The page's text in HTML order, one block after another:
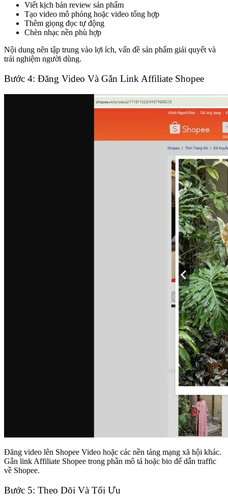
Viết kịch bản review sản phẩm
Tạo video mô phỏng hoặc video tổng hợp
Thêm giọng đọc tự động
Chèn nhạc nền phù hợp
Nội dung nên tập trung vào lợi ích, vấn đề sản phẩm giải quyết và
trải nghiệm người dùng.
Bước 4: Đăng Video Và Gắn Link Affiliate Shopee
Đăng video lên Shopee Video hoặc các nền tảng mạng xã hội khác.
Gắn link Affiliate Shopee trong phần mô tả hoặc bio để dẫn traffic
về Shopee.
Bước 5: Theo Dõi Và Tối Ưu